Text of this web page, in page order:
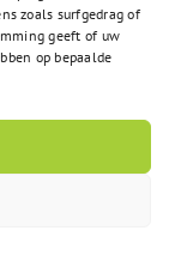
zoals surfgedrag of
geeft of uw
op bepaalde